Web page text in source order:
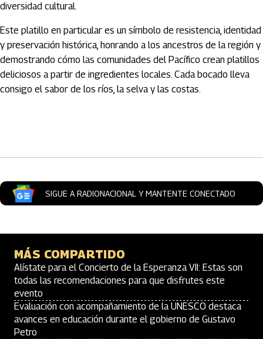
diversidad cultural.
Este platillo en particular es un símbolo de resistencia, identidad
y preservación histórica, honrando a los ancestros de la región y
demostrando cómo las comunidades del Pacífico crean platillos
deliciosos a partir de ingredientes locales. Cada bocado lleva
consigo el sabor de los ríos, la selva y las costas.
SIGUE A RADIONACIONAL Y MANTENTE CONECTADO
MÁS COMPARTIDO
Alístate para el Concierto de la Esperanza VII: Estas son
todas las recomendaciones para que disfrutes este
evento
Evaluación con acompañamiento de la UNESCO destaca
avances en educación durante el gobierno de Gustavo
Petro